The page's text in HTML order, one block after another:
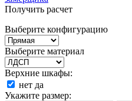
Получить расчет
Выберите конфигурацию
Выберите материал
Верхние шкафы:
нет да
Укажите размер: